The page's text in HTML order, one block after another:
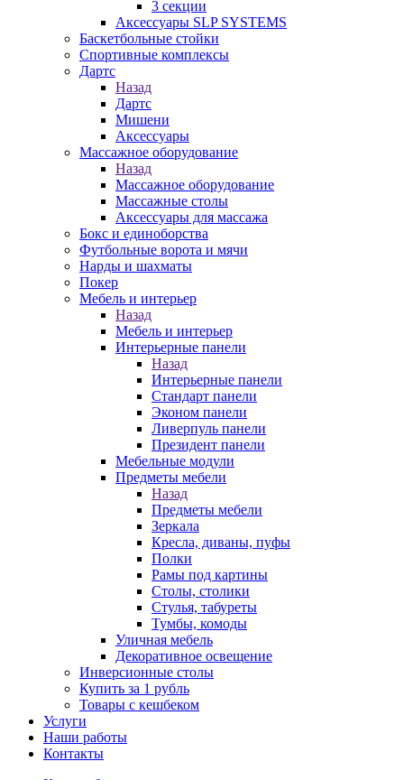
3 секции
Аксессуары SLP SYSTEMS
Баскетбольные стойки
Спортивные комплексы
Дартс
Назад
Дартс
Мишени
Аксессуары
Массажное оборудование
Назад
Массажное оборудование
Массажные столы
Аксессуары для массажа
Бокс и единоборства
Футбольные ворота и мячи
Нарды и шахматы
Покер
Мебель и интерьер
Назад
Мебель и интерьер
Интерьерные панели
Назад
Интерьерные панели
Стандарт панели
Эконом панели
Ливерпуль панели
Президент панели
Мебельные модули
Предметы мебели
Назад
Предметы мебели
Зеркала
Кресла, диваны, пуфы
Полки
Рамы под картины
Столы, столики
Стулья, табуреты
Тумбы, комоды
Уличная мебель
Декоративное освещение
Инверсионные столы
Купить за 1 рубль
Товары с кешбеком
Услуги
Наши работы
Контакты